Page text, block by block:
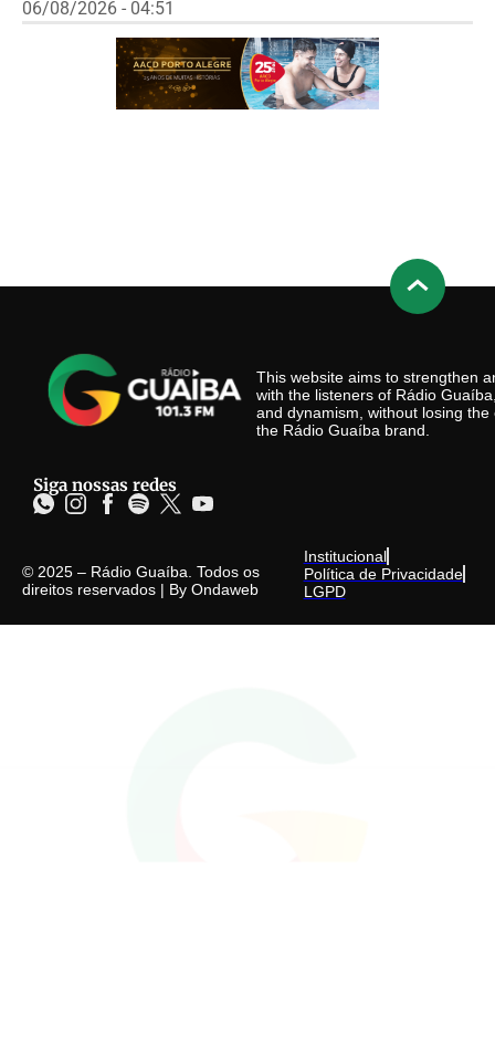
06/08/2026 - 04:51
This website aims to strengthen
with the listeners of Rádio
and dynamism, without losing
the Rádio Guaíba brand.
Siga nossas redes
© 2025 – Rádio Guaíba. Todos os
direitos reservados | By Ondaweb
Institucional
Política de Privacidade
LGPD